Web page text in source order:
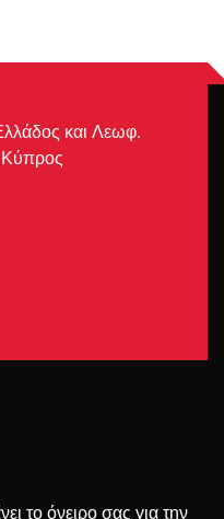
και Λεωφ.
Κύπρος
το όνειρο σας για την